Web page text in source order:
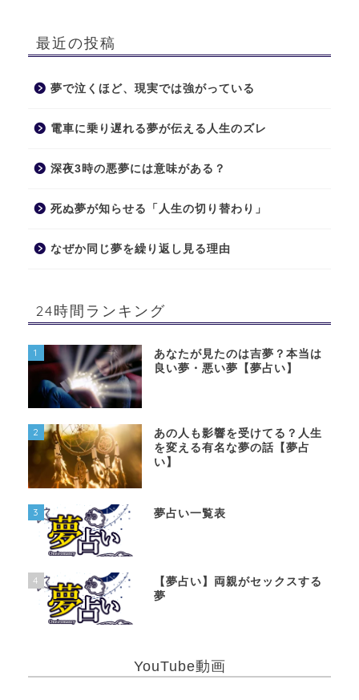
最近の投稿
夢で泣くほど、現実では強がっている
電車に乗り遅れる夢が伝える人生のズレ
深夜3時の悪夢には意味がある？
死ぬ夢が知らせる「人生の切り替わり」
なぜか同じ夢を繰り返し見る理由
24時間ランキング
1
あなたが見たのは吉夢？本当は
良い夢・悪い夢【夢占い】
2
あの人も影響を受けてる？人生
を変える有名な夢の話【夢占
い】
3 夢占い一覧表
4
【夢占い】両親がセックスする
夢
YouTube動画